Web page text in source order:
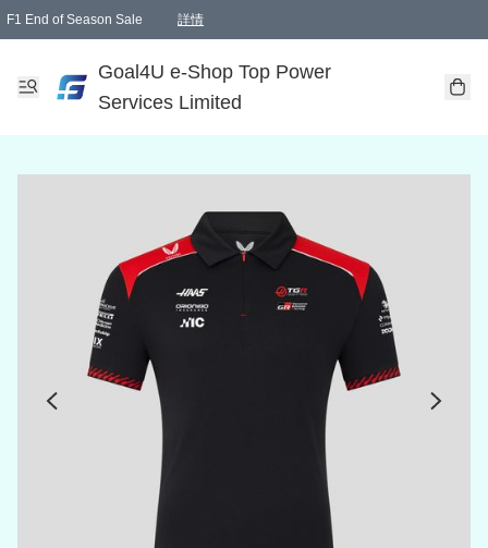
F1 End of Season Sale 詳情
Goal4U e-Shop Top Power
Services Limited